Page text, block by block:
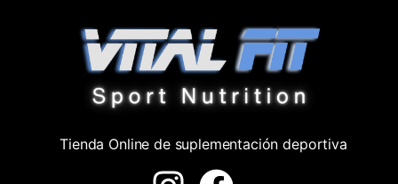
Tienda Online de suplementación deportiva